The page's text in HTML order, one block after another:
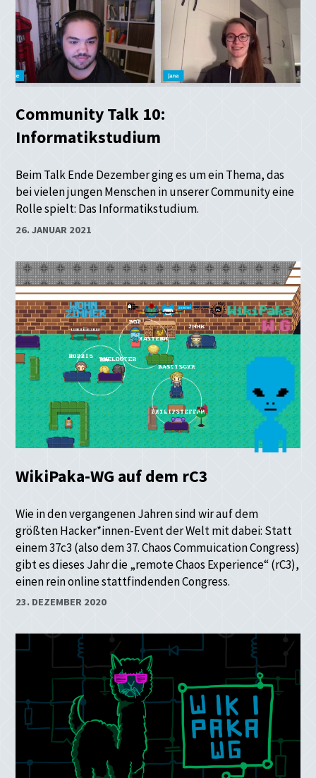
Community Talk 10:
Informatikstudium
Beim Talk Ende Dezember ging es um ein Thema, das
bei vielen jungen Menschen in unserer Community eine
Rolle spielt: Das Informatikstudium.
26. JANUAR 2021
WikiPaka-WG auf dem rC3
Wie in den vergangenen Jahren sind wir auf dem
größten Hacker*innen-Event der Welt mit dabei: Statt
einem 37c3 (also dem 37. Chaos Commuication Congress)
gibt es dieses Jahr die „remote Chaos Experience“ (rC3),
einen rein online stattfindenden Congress.
23. DEZEMBER 2020